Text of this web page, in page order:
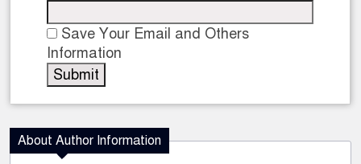
Save Your Email and Others
Information
About Author Information